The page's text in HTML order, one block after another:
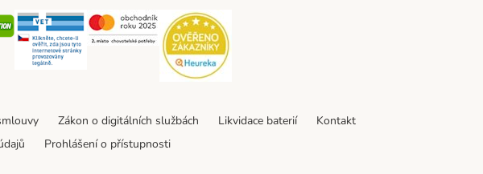
Security Security Security
Zákon o digitálních službách Likvidace baterií
Kontakt
Prohlášení o přístupnosti